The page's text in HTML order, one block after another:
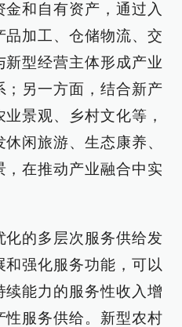
和自有资产，通过入
品加工、仓储物流、交
型经营主体形成产业
另一方面，结合新产
景观、乡村文化等，
闲旅游、生态康养、
在推动产业融合中实
的多层次服务供给发
强化服务功能，可以
能力的服务性收入增
服务供给。新型农村